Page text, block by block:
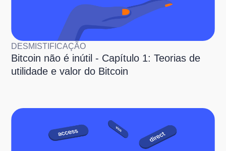
DESMISTIFICAÇÃO
Bitcoin não é inútil - Capítulo 1: Teorias de
utilidade e valor do Bitcoin